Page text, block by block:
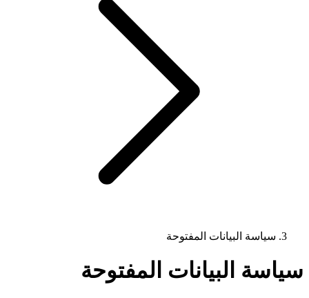
سياسة البيانات المفتوحة
سياسة البيانات المفتوحة